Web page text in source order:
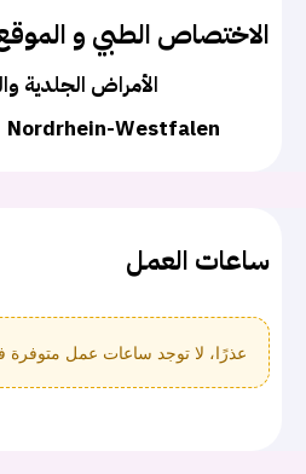
الاختصاص الطبي و
الأمراض الجلدية
Nordrhein-Westfalen
ساعات العمل
عذرًا، لا توجد ساعات عمل متوفرة